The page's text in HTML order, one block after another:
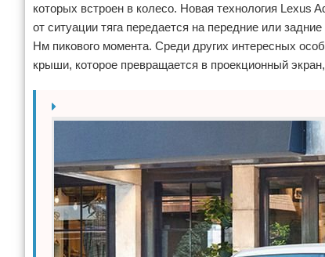
которых встроен в колесо. Новая технология Lexus
от ситуации тяга передается на передние или
Нм пикового момента. Среди других интересных
крыши, которое превращается в проекционный